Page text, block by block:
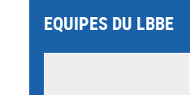
EQUIPES DU LBBE